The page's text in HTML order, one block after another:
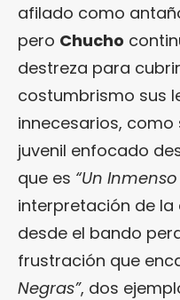
afilado como
pero Chucho
destreza para
costumbrismo sus
innecesarios,
juvenil enfocado
que es “Un
interpretación de
desde el bando
frustración que
Negras”, dos